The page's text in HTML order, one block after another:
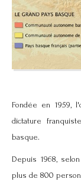
Fondée en 1959,
dictature
basque.
Depuis 1968,
plus de 800